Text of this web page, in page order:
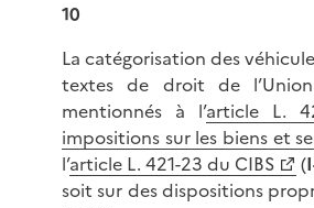
10
La catégorisation des
textes de droit de
mentionnés à l’article L.
impositions sur les biens et
l’article L. 421-23 du CIBS (
soit sur des dispositions